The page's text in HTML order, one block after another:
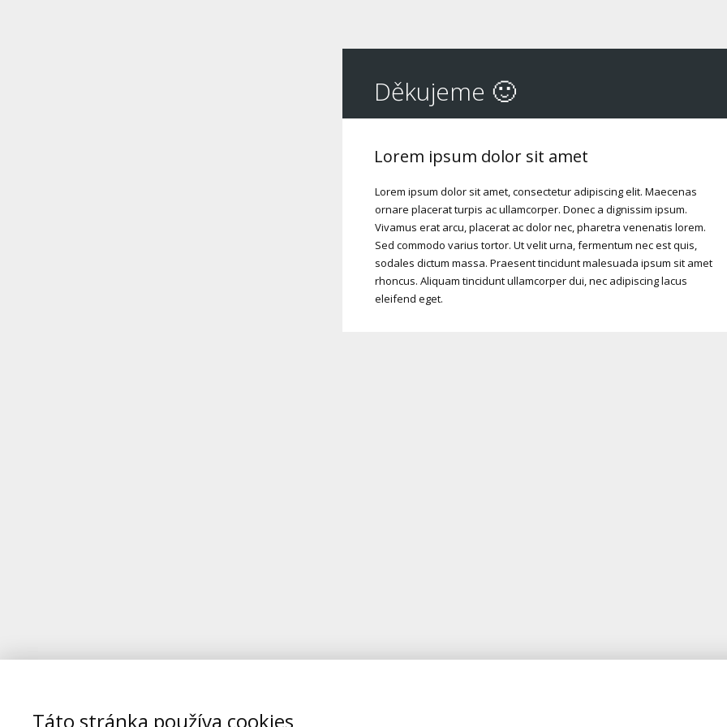
Děkujeme 🙂
Lorem ipsum dolor sit amet
Lorem ipsum dolor sit amet, consectetur adipiscing elit. Maecenas
ornare placerat turpis ac ullamcorper. Donec a dignissim ipsum.
Vivamus erat arcu, placerat ac dolor nec, pharetra venenatis lorem.
Sed commodo varius tortor. Ut velit urna, fermentum nec est quis,
sodales dictum massa. Praesent tincidunt malesuada ipsum sit amet
rhoncus. Aliquam tincidunt ullamcorper dui, nec adipiscing lacus
eleifend eget.
Táto stránka používa cookies